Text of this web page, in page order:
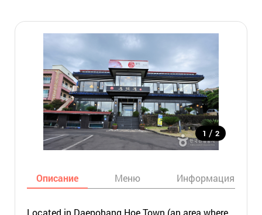
1 / 2
Описание Меню Информация
Located in Daepohang Hoe Town (an area where